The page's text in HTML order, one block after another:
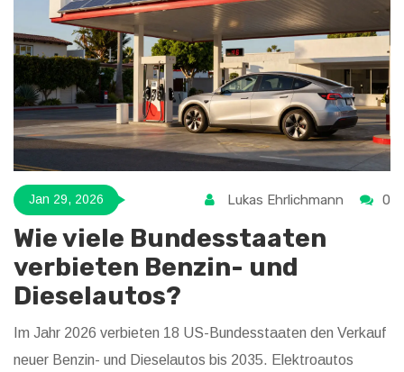
Jan 29, 2026 Lukas Ehrlichmann 0
Wie viele Bundesstaaten
verbieten Benzin- und
Dieselautos?
Im Jahr 2026 verbieten 18 US-Bundesstaaten den Verkauf
neuer Benzin- und Dieselautos bis 2035. Elektroautos